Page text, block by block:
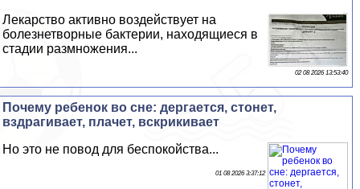
Лекарство активно воздействует на
болезнетворные бактерии, находящиеся в
стадии размножения...
02 08 2026 13:53:40
Почему ребенок во сне: дергается, стонет,
вздрагивает, плачет, вскрикивает
Но это не повод для беспокойства...
01 08 2026 3:37:12